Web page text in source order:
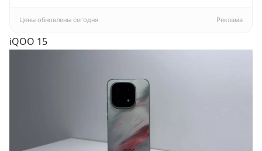
Цены обновлены сегодня Реклама
iQOO 15